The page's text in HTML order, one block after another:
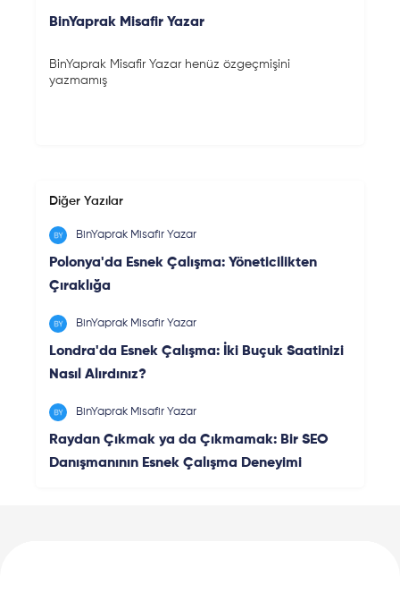
BinYaprak Misafir Yazar
BinYaprak Misafir Yazar henüz özgeçmişini
yazmamış
Diğer Yazılar
BinYaprak Misafir Yazar
Polonya'da Esnek Çalışma: Yöneticilikten
Çıraklığa
BinYaprak Misafir Yazar
Londra'da Esnek Çalışma: İki Buçuk Saatinizi
Nasıl Alırdınız?
BinYaprak Misafir Yazar
Raydan Çıkmak ya da Çıkmamak: Bir SEO
Danışmanının Esnek Çalışma Deneyimi